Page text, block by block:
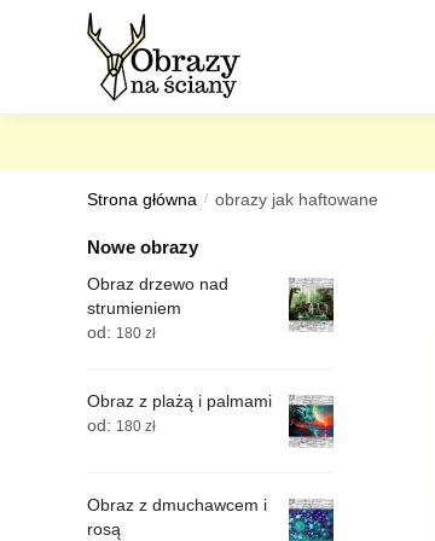
Strona główna / obrazy jak haftowane
Nowe obrazy
Obraz drzewo nad
strumieniem
od: 180 zł
Obraz z plażą i palmami
od: 180 zł
Obraz z dmuchawcem i
rosą